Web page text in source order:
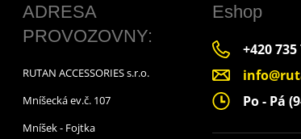
ADRESA
PROVOZOVNY:
RUTAN ACCESSORIES s.r.o.
Mníšecká ev.č. 107
Mníšek - Fojtka
Eshop
+420 735
Po - Pá